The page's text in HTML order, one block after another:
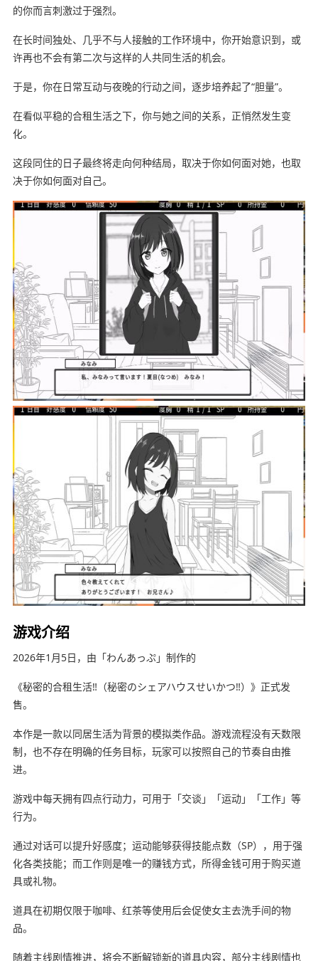
的你而言刺激过于强烈。
在长时间独处、几乎不与人接触的工作环境中，你开始意识到，或
许再也不会有第二次与这样的人共同生活的机会。
于是，你在日常互动与夜晚的行动之间，逐步培养起了“胆量”。
在看似平稳的合租生活之下，你与她之间的关系，正悄然发生变
化。
这段同住的日子最终将走向何种结局，取决于你如何面对她，也取
决于你如何面对自己。
游戏介绍
2026年1月5日，由「わんあっぷ」制作的
《秘密的合租生活‼（秘密のシェアハウスせいかつ‼）》正式发
售。
本作是一款以同居生活为背景的模拟类作品。游戏流程没有天数限
制，也不存在明确的任务目标，玩家可以按照自己的节奏自由推
进。
游戏中每天拥有四点行动力，可用于「交谈」「运动」「工作」等
行为。
通过对话可以提升好感度；运动能够获得技能点数（SP），用于强
化各类技能；而工作则是唯一的赚钱方式，所得金钱可用于购买道
具或礼物。
道具在初期仅限于咖啡、红茶等使用后会促使女主去洗手间的物
品。
随着主线剧情推进，将会不断解锁新的道具内容，部分主线剧情也